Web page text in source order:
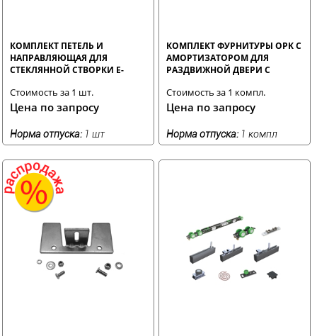
КОМПЛЕКТ ПЕТЕЛЬ И
НАПРАВЛЯЮЩАЯ ДЛЯ
СТЕКЛЯННОЙ СТВОРКИ E-
Стоимость за 1 шт.
Цена по запросу
Норма отпуска: 1 шт
КОМПЛЕКТ ФУРНИТУРЫ OPK С
АМОРТИЗАТОРОМ ДЛЯ
РАЗДВИЖНОЙ ДВЕРИ С
Стоимость за 1 компл.
Цена по запросу
Норма отпуска: 1 компл